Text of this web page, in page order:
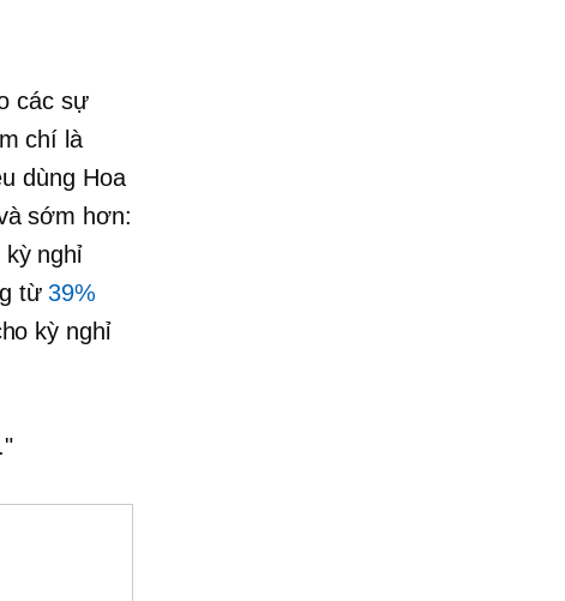
các sự
chí là
dùng Hoa
sớm hơn:
nghỉ
từ39%
kỳ nghỉ